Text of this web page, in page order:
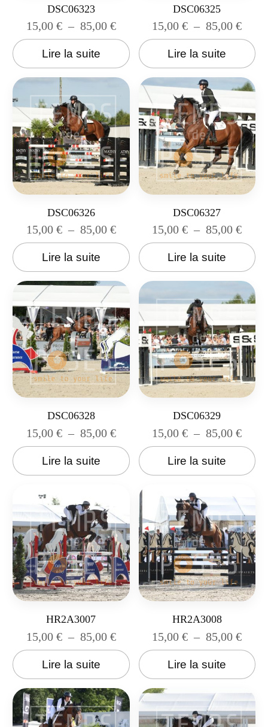
DSC06323
15,00 € – 85,00 €
Lire la suite
DSC06325
15,00€ – 85,00€
Lire la suite
DSC06326
15,00 € – 85,00 €
Lire la suite
DSC06327
15,00€ – 85,00€
Lire la suite
DSC06328
15,00 € – 85,00 €
Lire la suite
DSC06329
15,00€ – 85,00€
Lire la suite
HR2A3007
15,00 € – 85,00 €
Lire la suite
HR2A3008
15,00€ – 85,00€
Lire la suite